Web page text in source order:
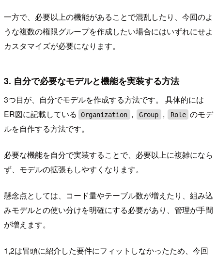
一方で、必要以上の機能があることで混乱したり、今回のよ
うな複数の権限グループを作成したい場合にはいずれにせよ
カスタマイズが必要になります。
3. 自分で必要なモデルと機能を実装する方法
3つ目が、自分でモデルを作成する方法です。 具体的には
ER図に記載している
Organization , Group , Role のモデ
ルを自作する方法です。
必要な機能を自分で実装することで、必要以上に複雑になら
ず、モデルの拡張もしやすくなります。
懸念点としては、コード量やテーブル数が増えたり、組み込
みモデルとの使い分けを明確にする必要があり、管理が手間
が増えます。
1,2は冒頭に紹介した要件にフィットしなかったため、今回